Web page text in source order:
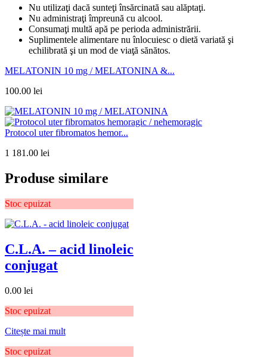
Nu utilizaţi dacă sunteţi însărcinată sau alăptaţi.
Nu administraţi împreună cu alcool.
Consumaţi multă apă pe perioda administrării.
Suplimentele alimentare nu înlocuiesc o dietă variată şi
echilibrată şi un mod de viaţă sănătos.
MELATONIN 10 mg / MELATONINA &...
100.00 lei
Protocol uter fibromatos hemor...
1 181.00 lei
Produse similare
Stoc epuizat
C.L.A. – acid linoleic
conjugat
0.00 lei
Stoc epuizat
Citește mai mult
Stoc epuizat